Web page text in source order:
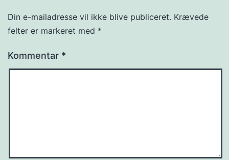
Din e-mailadresse vil ikke blive publiceret. Krævede
felter er markeret med *
Kommentar *